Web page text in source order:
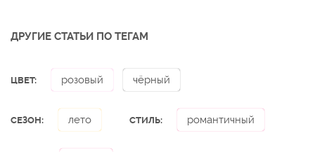
ДРУГИЕ СТАТЬИ ПО ТЕГАМ
ЦВЕТ: розовый чёрный
СЕЗОН: лето СТИЛЬ: романтичный